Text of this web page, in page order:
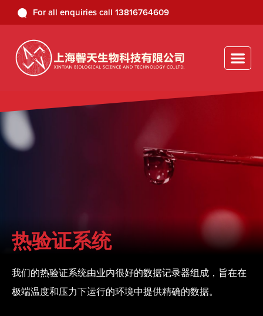
For all enquiries call 13816764609
热验证系统
我们的热验证系统由业内很好的数据记录器组成，旨在在
极端温度和压力下运行的环境中提供精确的数据。